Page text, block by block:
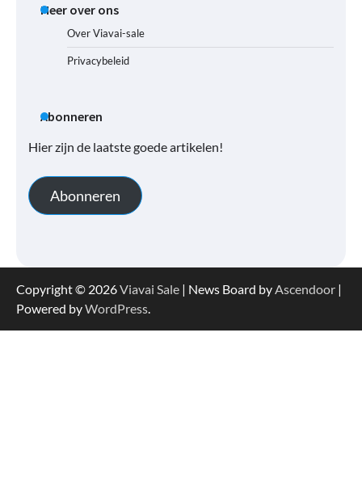
Meer over ons
Over Viavai-sale
Privacybeleid
Abonneren
Hier zijn de laatste goede artikelen!
Abonneren
Copyright © 2026Viavai Sale | News Board by Ascendoor |
Powered byWordPress